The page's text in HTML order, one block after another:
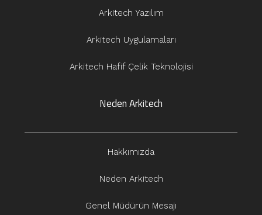
Arkitech Yazılım
Arkitech Uygulamaları
Arkitech Hafif Çelik Teknolojisi
Neden Arkitech
Hakkımızda
Neden Arkitech
Genel Müdürün Mesajı